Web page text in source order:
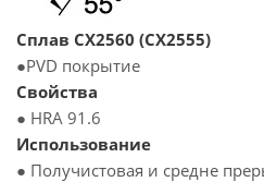
Сплав CX2560 (CX2555)
●PVD покрытие
Свойства
● HRA 91.6
Использование
● Получистовая и средне